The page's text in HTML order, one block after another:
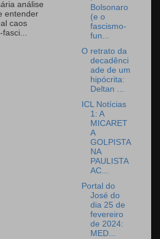
análise
entender
caos
Bolsonaro
(e o
fascismo-
fun...
O retrato da
decadênci
ade de um
hipócrita:
Deltan ...
ICL Notícias
1: A
MICARET
A
GOLPISTA
NA
PAULISTA
AC...
Portal do
José do
dia 25 de
fevereiro
de 2024:
MED...